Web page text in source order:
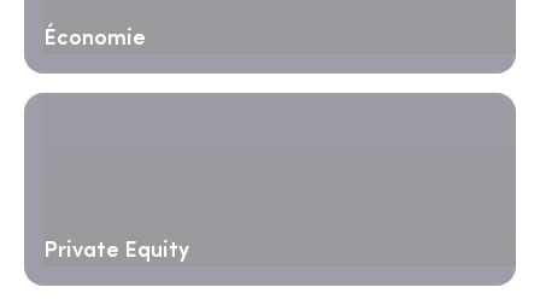
Économie
Private Equity